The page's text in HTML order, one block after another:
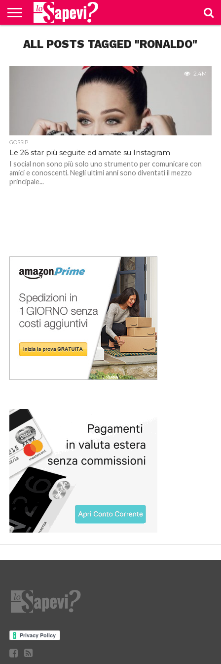
BENESSERE
GOSSIP
PRODOTTI
AMAZON
NEWS
CASA E
CUCINA
ALL POSTS TAGGED "RONALDO"
2.4M
GOSSIP
Le 26 star più seguite ed amate su Instagram
I social non sono più solo uno strumento per comunicare con
amici e conoscenti. Negli ultimi anni sono diventati il mezzo
principale...